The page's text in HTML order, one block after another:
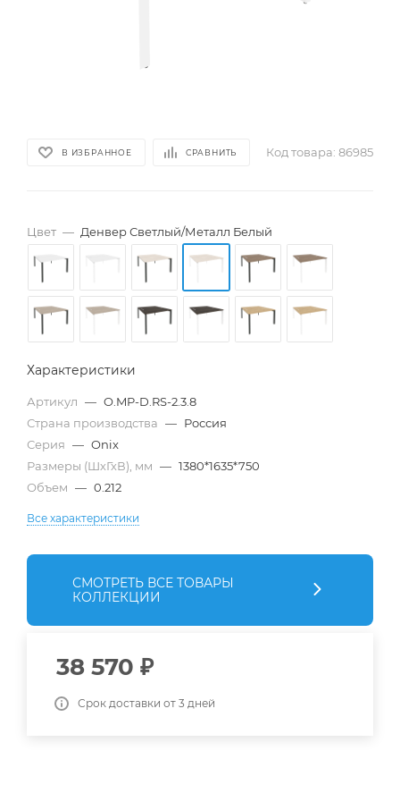
В ИЗБРАННОЕ СРАВНИТЬ Код товара: 86985
Цвет — Денвер Светлый/Металл Белый
Характеристики
Артикул — O.MP-D.RS-2.3.8
Страна производства — Россия
Серия — Onix
Размеры (ШхГхВ), мм — 1380*1635*750
Объем — 0.212
Все характеристики
СМОТРЕТЬ ВСЕ ТОВАРЫ
КОЛЛЕКЦИИ
38 570 ₽
Срок доставки от 3 дней